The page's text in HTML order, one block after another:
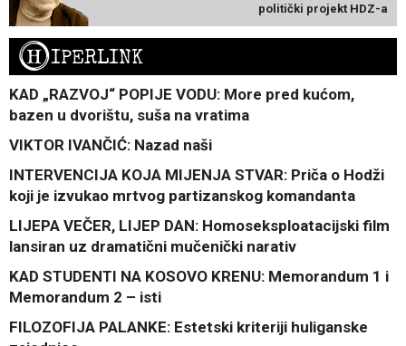
politički projekt HDZ-a
HIPERLINK
KAD „RAZVOJ“ POPIJE VODU: More pred kućom,
bazen u dvorištu, suša na vratima
VIKTOR IVANČIĆ: Nazad naši
INTERVENCIJA KOJA MIJENJA STVAR: Priča o Hodži
koji je izvukao mrtvog partizanskog komandanta
LIJEPA VEČER, LIJEP DAN: Homoseksploatacijski film
lansiran uz dramatični mučenički narativ
KAD STUDENTI NA KOSOVO KRENU: Memorandum 1 i
Memorandum 2 – isti
FILOZOFIJA PALANKE: Estetski kriteriji huliganske